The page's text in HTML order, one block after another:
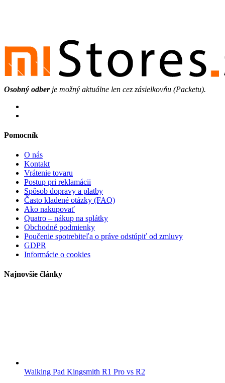
Osobný odberje možný aktuálne len cez zásielkovňu (Packetu).
Pomocník
O nás
Kontakt
Vrátenie tovaru
Postup pri reklamácii
Spôsob dopravy a platby
Často kladené otázky (FAQ)
Ako nakupovať
Quatro – nákup na splátky
Obchodné podmienky
Poučenie spotrebiteľa o práve odstúpiť od zmluvy
GDPR
Informácie o cookies
Najnovšie články
Walking Pad Kingsmith R1 Pro vs R2